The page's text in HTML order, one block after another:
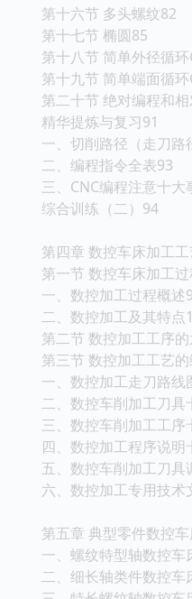
第十六节 多头螺纹82
第十七节 椭圆85
第十八节 简单外径循
第十九节 简单端面循
第二十节 绝对编程和
精华提炼与复习91
一、切削路径（走刀路
二、编程指令全表93
三、CNC编程注意十大
综合训练（二）94
第四章 数控车床加工
第一节 数控车床加工
一、数控加工过程概述
二、数控加工及其特点
第二节 数控加工工序
第三节 数控加工工艺
一、数控加工走刀路线
二、数控车削加工刀具
三、数控车削加工工序
四、数控加工程序说明
五、数控车削加工刀具
六、数控加工专用技术
第五章 典型零件数控
一、螺纹特型轴数控
二、细长轴类件数控